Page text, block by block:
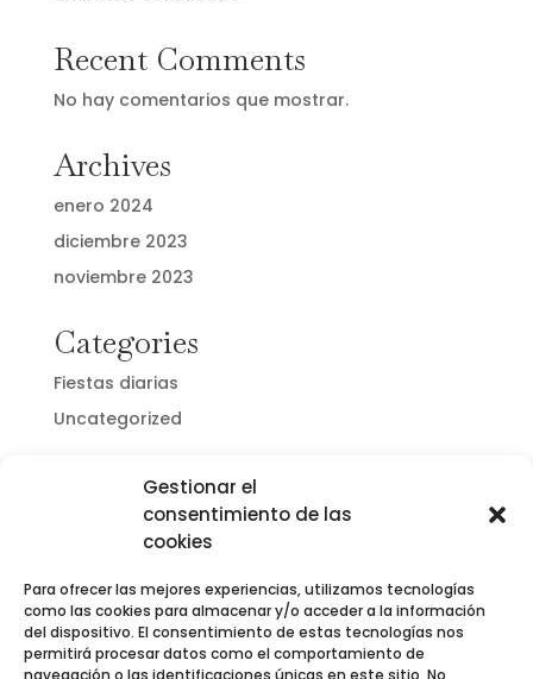
Gestionar el
consentimiento de las
cookies
Para ofrecer las mejores experiencias, utilizamos tecnologías
como las cookies para almacenar y/o acceder a la información
del dispositivo. El consentimiento de estas tecnologías nos
permitirá procesar datos como el comportamiento de
navegación o las identificaciones únicas en este sitio. No
Recent Comments
No hay comentarios que mostrar.
Archives
enero 2024
diciembre 2023
noviembre 2023
Categories
Fiestas diarias
Uncategorized